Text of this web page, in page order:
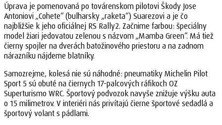
Úprava je pomenovaná po továrenskom pilotovi Škody Jose
Antoniovi „Cohete“ (bulharsky „raketa“) Suarezovi a je čo
najbližšie k jeho oficiálnej RS Rally2. Začnime farbou: špeciálny
model žiari jedovatou zelenou s názvom „Mamba Green“. Má tiež
čierny spojler na dverách batožinového priestoru a na zadnom
nárazníku nájdeme blatníky.
Samozrejme, kolesá nie sú náhodné: pneumatiky Michelin Pilot
Sport 5 sú obuté na čiernych 17-palcových ráfikoch OZ
Superturismo WRC. Športový podvozok navyše znižuje výšku auta
o 15 milimetrov. V interiéri nás privítajú čierne športové sedadlá a
športový volant s pádlami.